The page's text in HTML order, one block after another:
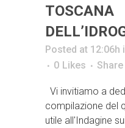
TOSCANA
Posted at 12:06h
0 Likes Share
Vi invitiamo a
compilazione del
utile all'Indagine